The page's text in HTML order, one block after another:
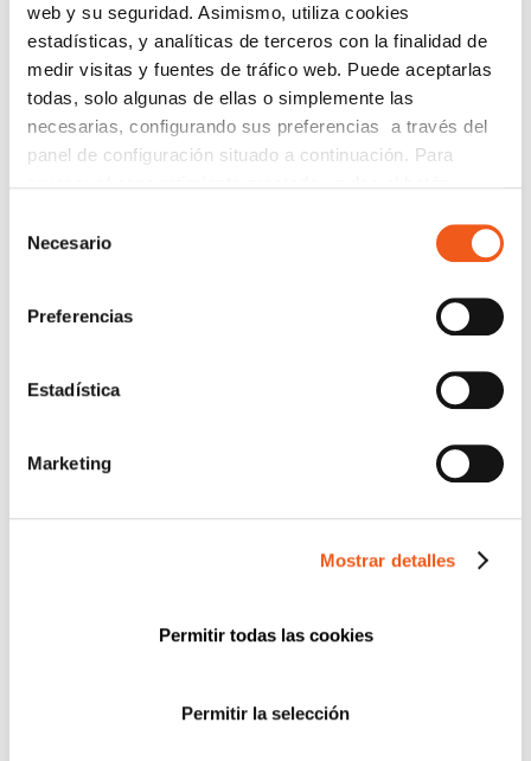
web y su seguridad. Asimismo, utiliza cookies
estadísticas, y analíticas de terceros con la finalidad de
medir visitas y fuentes de tráfico web. Puede aceptarlas
todas, solo algunas de ellas o simplemente las
necesarias, configurando sus preferencias a través del
panel de configuración situado a continuación. Para
consultar nuestra política de cookies
política de cookies
Necesario
Preferencias
Estadística
Marketing
Mostrar detalles
Permitir todas las cookies
Permitir la selección
EL PAPEL FUNDAMENTAL DEL
COMPLIANCE EN FORLOPD